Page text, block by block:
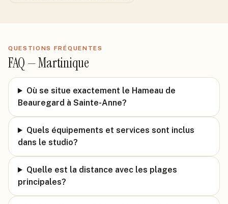
QUESTIONS FRÉQUENTES
FAQ —Martinique
Où se situe exactement le Hameau de
Beauregard à Sainte-Anne?
Quels équipements et services sont inclus
dans le studio?
Quelle est la distance avec les plages
principales?